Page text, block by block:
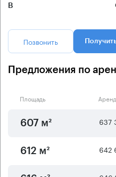
B
Позвонить
Предложения по
Площадь
607 м² 637
612 м² 642